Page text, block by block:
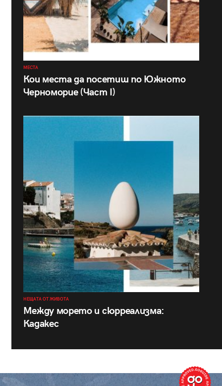
МЕСТА
Кои места да посетиш по Южното
Черноморие (Част I)
НЕЩАТА ОТ ЖИВОТА
Между морето и сюрреализма:
Кадакес